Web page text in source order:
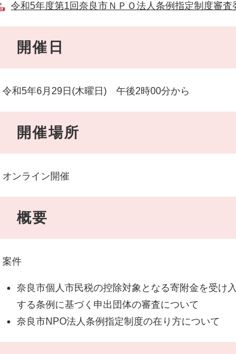
令和5年度第1回奈良市ＮＰＯ法人条例指定制度審
開催日
和5年6月29日(木曜日) 午後2時00分から
開催場所
ンライン開催
概要
件
奈良市個人市民税の控除対象となる寄附金を受け
する条例に基づく申出団体の審査について
奈良市NPO法人条例指定制度の在り方について